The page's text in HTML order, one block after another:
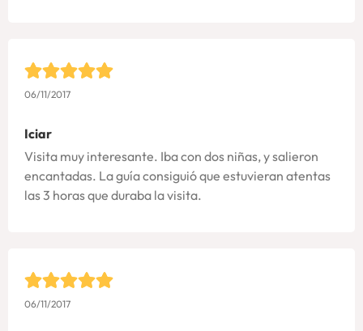
06/11/2017
Iciar
Visita muy interesante. Iba con dos niñas, y salieron
encantadas. La guía consiguió que estuvieran atentas
las 3 horas que duraba la visita.
06/11/2017